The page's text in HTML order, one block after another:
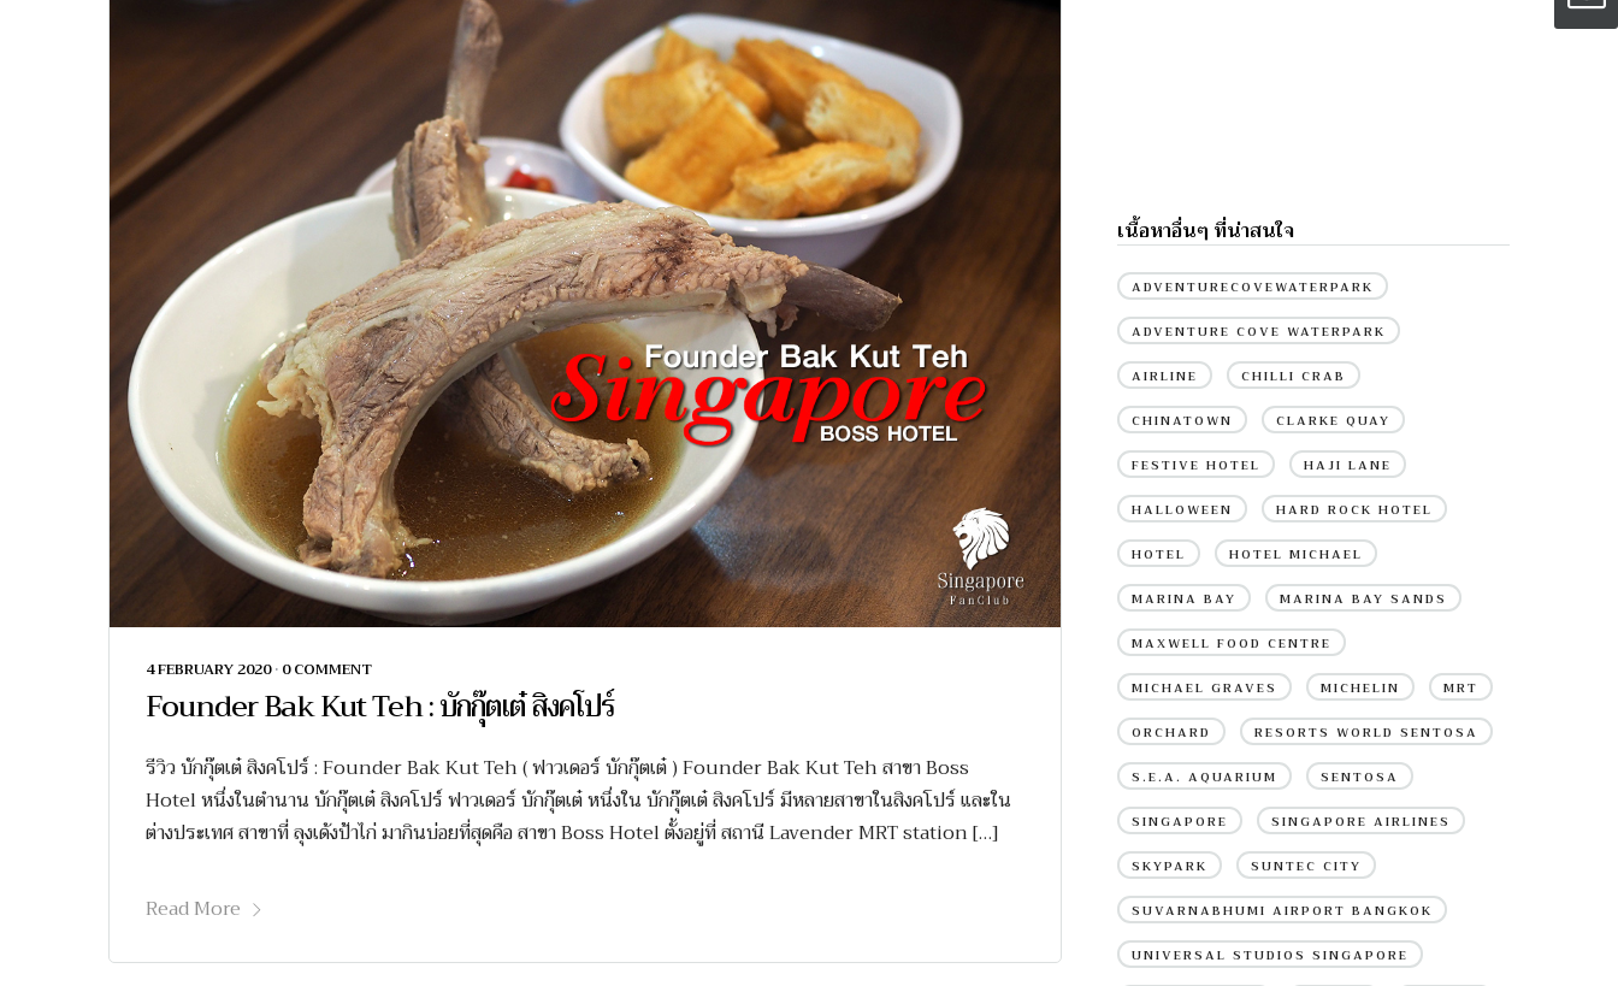
4 FEBRUARY 2020 • 0 COMMENT
Founder Bak Kut Teh : บักกุ๊ตเต๋ สิงคโปร์
รีวิว บักกุ๊ตเต๋ สิงคโปร์ : Founder Bak Kut Teh ( ฟาวเดอร์ บักกุ๊ตเต๋ ) Founder Bak Kut Teh สาขา Boss
Hotel หนึ่งในตำนาน บักกุ๊ตเต๋ สิงคโปร์ ฟาวเดอร์ บักกุ๊ตเต๋ หนึ่งใน บักกุ๊ตเต๋ สิงคโปร์ มีหลายสาขาในสิงคโปร์ และใน
ต่างประเทศ สาขาที่ ลุงเด้งป้าไก่ มากินบ่อยที่สุดคือ สาขา Boss Hotel ตั้งอยู่ที่ สถานี Lavender MRT station […]
Read More
เนื้อหาอื่นๆ ที่น่าสนใจ
ADVENTURECOVEWATERPARK
ADVENTURE COVE WATERPARK
AIRLINE CHILLI CRAB
CHINATOWN CLARKE QUAY
FESTIVE HOTEL HAJI LANE
HALLOWEEN HARD ROCK HOTEL
HOTEL HOTEL MICHAEL
MARINA BAY MARINA BAY SANDS
MAXWELL FOOD CENTRE
MICHAEL GRAVES MICHELIN MRT
ORCHARD RESORTS WORLD SENTOSA
S.E.A. AQUARIUM SENTOSA
SINGAPORE SINGAPORE AIRLINES
SKYPARK SUNTEC CITY
SUVARNABHUMI AIRPORT BANGKOK
UNIVERSAL STUDIOS SINGAPORE